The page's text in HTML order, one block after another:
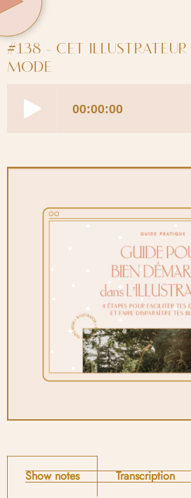
#138 - CET
MODE
Show notes Transcription